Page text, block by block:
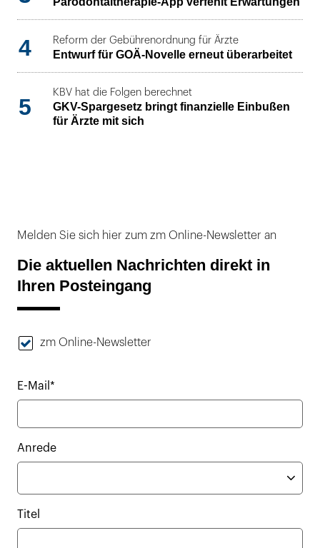
4 Reform der Gebührenordnung für Ärzte
Entwurf für GOÄ-Novelle erneut überarbeitet
5
KBV hat die Folgen berechnet
GKV-Spargesetz bringt finanzielle Einbußen
für Ärzte mit sich
Melden Sie sich hier zum zm Online-Newsletter an
Die aktuellen Nachrichten direkt in
Ihren Posteingang
zm Online-Newsletter
E-Mail*
Anrede
Titel